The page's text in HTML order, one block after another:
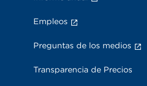
Empleos
Preguntas de los medios
Transparencia de Precios